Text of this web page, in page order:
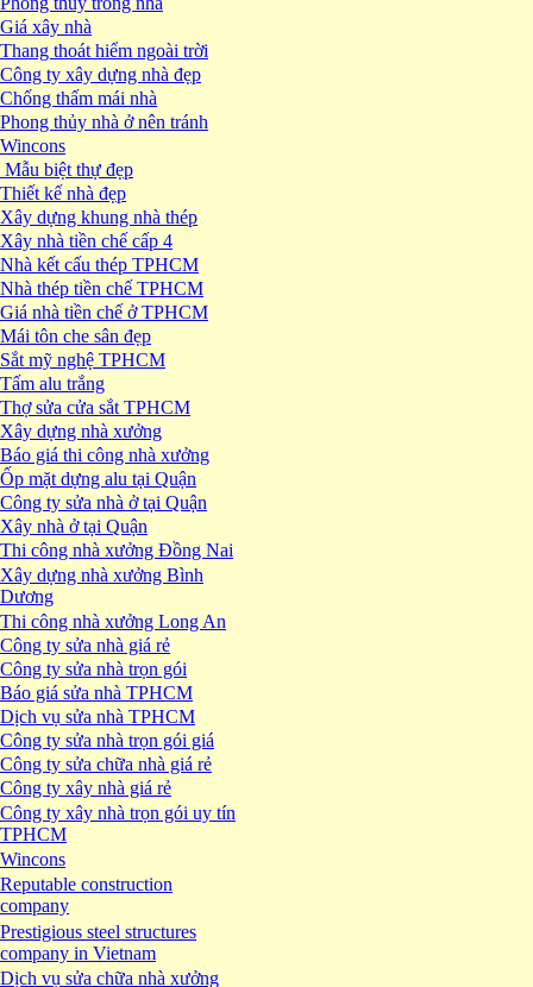
Giá xây nhà
Thang thoát hiểm ngoài trời
Công ty xây dựng nhà đẹp
Chống thấm mái nhà
Phong thủy nhà ở nên tránh
Wincons
Mẫu biệt thự đẹp
Thiết kế nhà đẹp
Xây dựng khung nhà thép
Xây nhà tiền chế cấp 4
Nhà kết cấu thép TPHCM
Nhà thép tiền chế TPHCM
Giá nhà tiền chế ở TPHCM
Mái tôn che sân đẹp
Sắt mỹ nghệ TPHCM
Tấm alu trắng
Thợ sửa cửa sắt TPHCM
Xây dựng nhà xưởng
Báo giá thi công nhà xưởng
Ốp mặt dựng alu tại Quận
Công ty sửa nhà ở tại Quận
Xây nhà ở tại Quận
Thi công nhà xưởng Đồng Nai
Xây dựng nhà xưởng Bình
Dương
Thi công nhà xưởng Long An
Công ty sửa nhà giá rẻ
Công ty sửa nhà trọn gói
Báo giá sửa nhà TPHCM
Dịch vụ sửa nhà TPHCM
Công ty sửa nhà trọn gói giá
Công ty sửa chữa nhà giá rẻ
Công ty xây nhà giá rẻ
Công ty xây nhà trọn gói uy tín
TPHCM
Wincons
Reputable construction
company
Prestigious steel structures
company in Vietnam
Dịch vụ sửa chữa nhà xưởng